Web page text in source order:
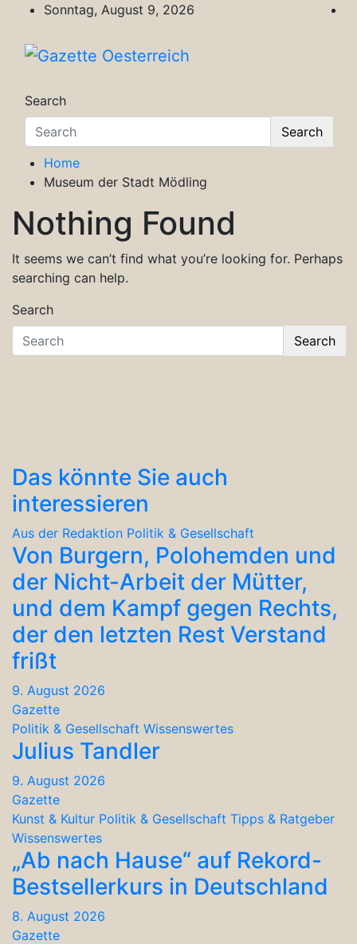
content
Sonntag, August 9, 2026
Search
Search
Home
Museum der Stadt Mödling
Nothing Found
It seems we can’t find what you’re looking for. Perhaps
searching can help.
Search
Search
Das könnte Sie auch
interessieren
Aus der Redaktion Politik & Gesellschaft
Von Burgern, Polohemden und
der Nicht-Arbeit der Mütter,
und dem Kampf gegen Rechts,
der den letzten Rest Verstand
frißt
9. August 2026
Gazette
Politik & Gesellschaft Wissenswertes
Julius Tandler
9. August 2026
Gazette
Kunst & Kultur Politik & Gesellschaft Tipps & Ratgeber
Wissenswertes
„Ab nach Hause“ auf Rekord-
Bestsellerkurs in Deutschland
8. August 2026
Gazette